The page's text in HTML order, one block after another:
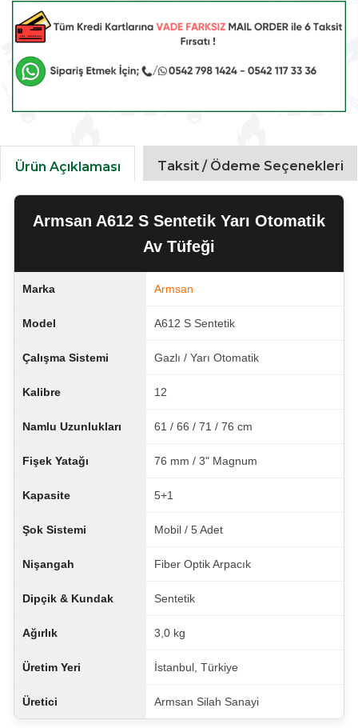
Ürün Açıklaması Taksit / Ödeme Seçenekleri
Armsan A612 S Sentetik Yarı Otomatik
Av Tüfeği
Marka Armsan
Model A612 S Sentetik
Çalışma Sistemi Gazlı / Yarı Otomatik
Kalibre 12
Namlu Uzunlukları 61 / 66 / 71 / 76 cm
Fişek Yatağı 76 mm / 3" Magnum
Kapasite 5+1
Şok Sistemi Mobil / 5 Adet
Nişangah Fiber Optik Arpacık
Dipçik & Kundak Sentetik
Ağırlık 3,0 kg
Üretim Yeri İstanbul, Türkiye
Üretici Armsan Silah Sanayi